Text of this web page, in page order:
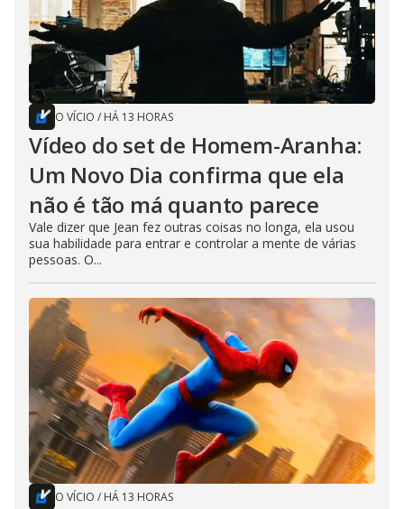
O VÍCIO / HÁ 13 HORAS
Vídeo do set de Homem-Aranha:
Um Novo Dia confirma que ela
não é tão má quanto parece
Vale dizer que Jean fez outras coisas no longa, ela usou
sua habilidade para entrar e controlar a mente de várias
pessoas. O...
O VÍCIO / HÁ 13 HORAS